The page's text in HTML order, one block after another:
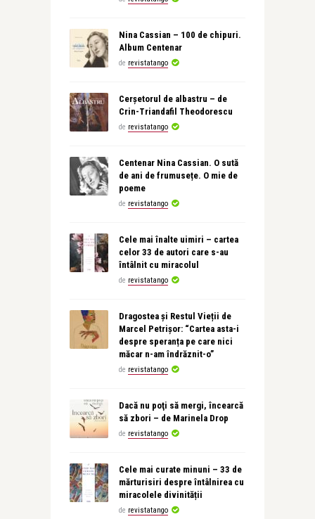
Nina Cassian – 100 de chipuri.
Album Centenar
de revistatango
Cerșetorul de albastru – de
Crin-Triandafil Theodorescu
de revistatango
Centenar Nina Cassian. O sută
de ani de frumusețe. O mie de
poeme
de revistatango
Cele mai înalte uimiri – cartea
celor 33 de autori care s-au
întâlnit cu miracolul
de revistatango
Dragostea și Restul Vieții de
Marcel Petrișor: “Cartea asta-i
despre speranța pe care nici
măcar n-am îndrăznit-o”
de revistatango
Dacă nu poţi să mergi, încearcă
să zbori – de Marinela Drop
de revistatango
Cele mai curate minuni – 33 de
mărturisiri despre întâlnirea cu
miracolele divinității
de revistatango